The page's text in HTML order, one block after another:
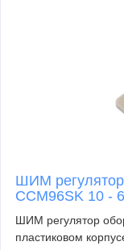
ШИМ регулятор
CCM96SK 10 -
ШИМ регулятор
пластиковом